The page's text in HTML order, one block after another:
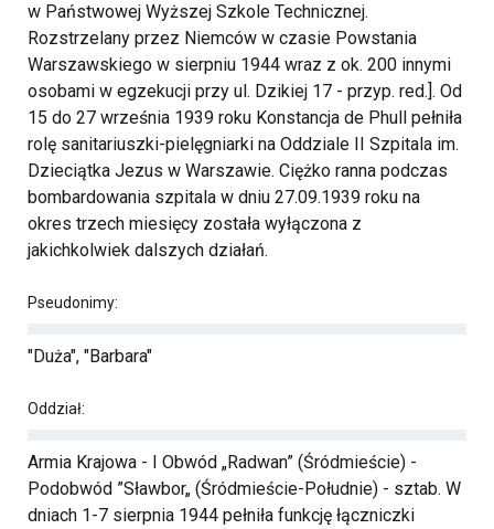
w Państwowej Wyższej Szkole Technicznej.
Rozstrzelany przez Niemców w czasie Powstania
Warszawskiego w sierpniu 1944 wraz z ok. 200 innymi
osobami w egzekucji przy ul. Dzikiej 17 - przyp. red.]. Od
15 do 27 września 1939 roku Konstancja de Phull pełniła
rolę sanitariuszki-pielęgniarki na Oddziale II Szpitala im.
Dzieciątka Jezus w Warszawie. Ciężko ranna podczas
bombardowania szpitala w dniu 27.09.1939 roku na
okres trzech miesięcy została wyłączona z
jakichkolwiek dalszych działań.
Pseudonimy:
"Duża", "Barbara"
Oddział:
Armia Krajowa - I Obwód „Radwan” (Śródmieście) -
Podobwód ”Sławbor„ (Śródmieście-Południe) - sztab. W
dniach 1-7 sierpnia 1944 pełniła funkcję łączniczki